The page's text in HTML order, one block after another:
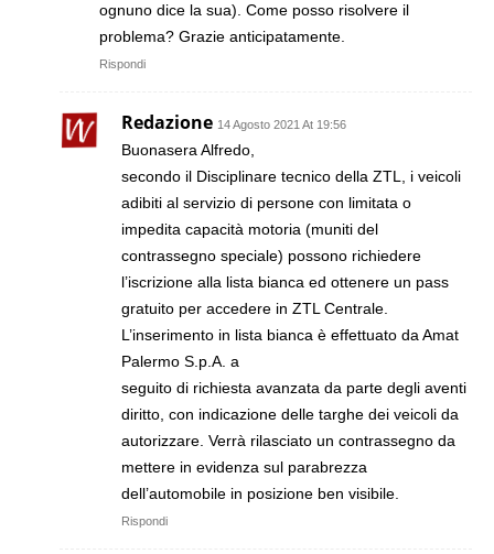
ognuno dice la sua). Come posso risolvere il
problema? Grazie anticipatamente.
Rispondi
Redazione 14 Agosto 2021 At 19:56
Buonasera Alfredo,
secondo il Disciplinare tecnico della ZTL, i veicoli
adibiti al servizio di persone con limitata o
impedita capacità motoria (muniti del
contrassegno speciale) possono richiedere
l’iscrizione alla lista bianca ed ottenere un pass
gratuito per accedere in ZTL Centrale.
L’inserimento in lista bianca è effettuato da Amat
Palermo S.p.A. a
seguito di richiesta avanzata da parte degli aventi
diritto, con indicazione delle targhe dei veicoli da
autorizzare. Verrà rilasciato un contrassegno da
mettere in evidenza sul parabrezza
dell’automobile in posizione ben visibile.
Rispondi